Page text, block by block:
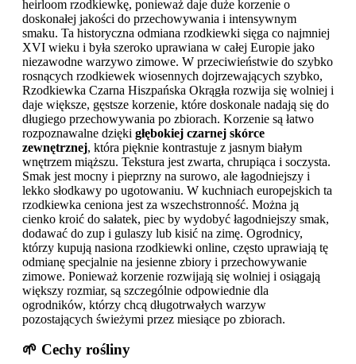
heirloom rzodkiewkę, ponieważ daje duże korzenie o
doskonałej jakości do przechowywania i intensywnym
smaku. Ta historyczna odmiana rzodkiewki sięga co najmniej
XVI wieku i była szeroko uprawiana w całej Europie jako
niezawodne warzywo zimowe. W przeciwieństwie do szybko
rosnących rzodkiewek wiosennych dojrzewających szybko,
Rzodkiewka Czarna Hiszpańska Okrągła rozwija się wolniej i
daje większe, gęstsze korzenie, które doskonale nadają się do
długiego przechowywania po zbiorach. Korzenie są łatwo
rozpoznawalne dzięki głębokiej czarnej skórce
zewnętrznej, która pięknie kontrastuje z jasnym białym
wnętrzem miąższu. Tekstura jest zwarta, chrupiąca i soczysta.
Smak jest mocny i pieprzny na surowo, ale łagodniejszy i
lekko słodkawy po ugotowaniu. W kuchniach europejskich ta
rzodkiewka ceniona jest za wszechstronność. Można ją
cienko kroić do sałatek, piec by wydobyć łagodniejszy smak,
dodawać do zup i gulaszy lub kisić na zimę. Ogrodnicy,
którzy kupują nasiona rzodkiewki online, często uprawiają tę
odmianę specjalnie na jesienne zbiory i przechowywanie
zimowe. Ponieważ korzenie rozwijają się wolniej i osiągają
większy rozmiar, są szczególnie odpowiednie dla
ogrodników, którzy chcą długotrwałych warzyw
pozostających świeżymi przez miesiące po zbiorach.
🌱 Cechy rośliny